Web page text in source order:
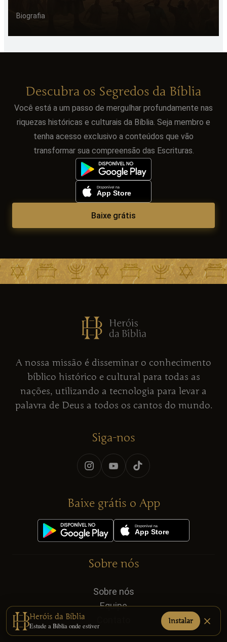
Biografia
Descubra os Segredos da Bíblia
Você está a um passo de mergulhar profundamente nas
riquezas históricas e culturais da Bíblia. Seja membro e
tenha acesso exclusivo a conteúdos que vão
transformar sua compreensão das Escrituras.
Baixe grátis
A nossa missão é disseminar o conhecimento
bíblico histórico e cultural para todas as
nações, utilizando a tecnologia para levar a
palavra de Deus a todos os cantos do mundo.
Siga-nos
Baixe grátis o App
Sobre nós
Sobre nós
Equipe
Heróis da Bíblia
Estude a Bíblia onde estiver
Instalar